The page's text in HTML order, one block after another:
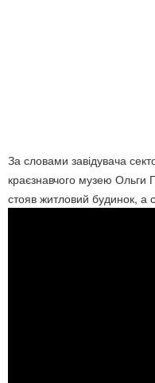
За словами завідувача
краєзнавчого музею Ольги
стояв житловий будинок, а